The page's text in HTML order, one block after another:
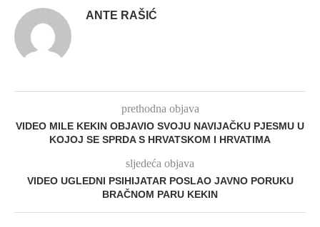
ANTE RAŠIĆ
prethodna objava
VIDEO MILE KEKIN OBJAVIO SVOJU NAVIJAČKU PJESMU U
KOJOJ SE SPRDA S HRVATSKOM I HRVATIMA
sljedeća objava
VIDEO UGLEDNI PSIHIJATAR POSLAO JAVNO PORUKU
BRAČNOM PARU KEKIN